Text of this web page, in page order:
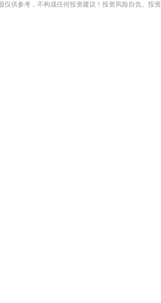
仅供参考，不构成任何投资建议！投资风险自负。投资